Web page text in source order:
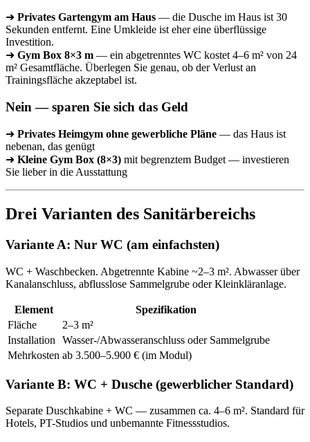
➜ Privates Gartengym am Haus — die Dusche im Haus ist 30
Sekunden entfernt. Eine Umkleide ist eher eine überflüssige
Investition.
➜ Gym Box 8×3 m — ein abgetrenntes WC kostet 4–6 m² von 24
m² Gesamtfläche. Überlegen Sie genau, ob der Verlust an
Trainingsfläche akzeptabel ist.
Nein — sparen Sie sich das Geld
➜ Privates Heimgym ohne gewerbliche Pläne — das Haus ist
nebenan, das genügt
➜ Kleine Gym Box (8×3) mit begrenztem Budget — investieren
Sie lieber in die Ausstattung
Drei Varianten des Sanitärbereichs
Variante A: Nur WC (am einfachsten)
WC + Waschbecken. Abgetrennte Kabine ~2–3 m². Abwasser über
Kanalanschluss, abflusslose Sammelgrube oder Kleinkläranlage.
Element
Spezifikation
Fläche
2–3 m²
Installation
Wasser-/Abwasseranschluss oder Sammelgrube
Mehrkosten ab 3.500–5.900 € (im Modul)
Variante B: WC + Dusche (gewerblicher Standard)
Separate Duschkabine + WC — zusammen ca. 4–6 m². Standard für
Hotels, PT-Studios und unbemannte Fitnessstudios.